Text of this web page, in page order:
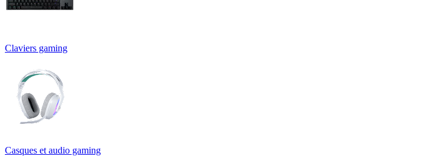
Claviers gaming
Casques et audio gaming